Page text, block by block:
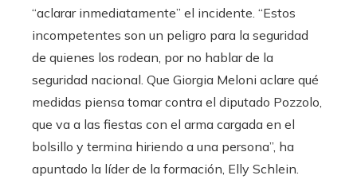
“aclarar inmediatamente” el incidente. “Estos
incompetentes son un peligro para la seguridad
de quienes los rodean, por no hablar de la
seguridad nacional. Que Giorgia Meloni aclare qué
medidas piensa tomar contra el diputado Pozzolo,
que va a las fiestas con el arma cargada en el
bolsillo y termina hiriendo a una persona”, ha
apuntado la líder de la formación, Elly Schlein.